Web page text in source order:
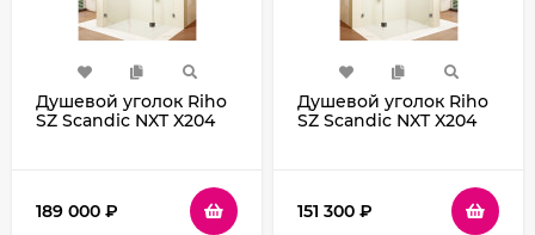
Душевой уголок Riho
SZ Scandic NXT X204
189 000 ₽
Душевой уголок Riho
SZ Scandic NXT X204
151 300 ₽